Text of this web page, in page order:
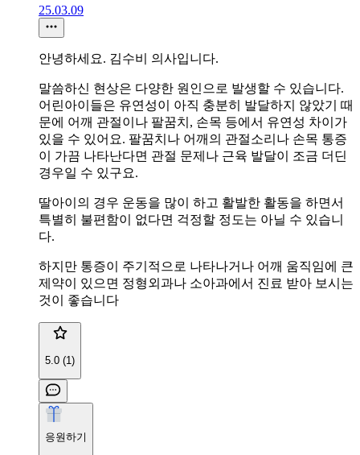
25.03.09
안녕하세요. 김수비 의사입니다.
말씀하신 현상은 다양한 원인으로 발생할 수 있습니다.
어린아이들은 유연성이 아직 충분히 발달하지 않았기 때
문에 어깨 관절이나 팔꿈치, 손목 등에서 유연성 차이가
있을 수 있어요. 팔꿈치나 어깨의 관절소리나 손목 통증
이 가끔 나타난다면 관절 문제나 근육 발달이 조금 더딘
경우일 수 있구요.
딸아이의 경우 운동을 많이 하고 활발한 활동을 하면서
특별히 불편함이 없다면 걱정할 정도는 아닐 수 있습니
다.
하지만 통증이 주기적으로 나타나거나 어깨 움직임에 큰
제약이 있으면 정형외과나 소아과에서 진료 받아 보시는
것이 좋습니다
5.0 (1)
응원하기